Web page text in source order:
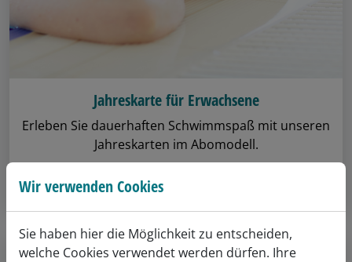
Jahreskarte für Erwachsene
Erleben Sie dauerhaften Schwimmspaß mit unseren
Jahreskarten im Abomodell.
Details anzeigen
Wir verwenden Cookies
Sie haben hier die Möglichkeit zu entscheiden,
welche Cookies verwendet werden dürfen. Ihre